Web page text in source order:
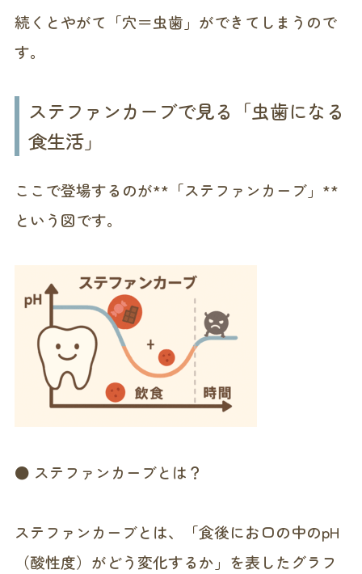
続くとやがて「穴＝虫歯」ができてしまうので
す。
ステファンカーブで見る「虫歯になる
食生活」
ここで登場するのが**「ステファンカーブ」**
という図です。
● ステファンカーブとは？
ステファンカーブとは、「食後にお口の中のpH
（酸性度）がどう変化するか」を表したグラフ